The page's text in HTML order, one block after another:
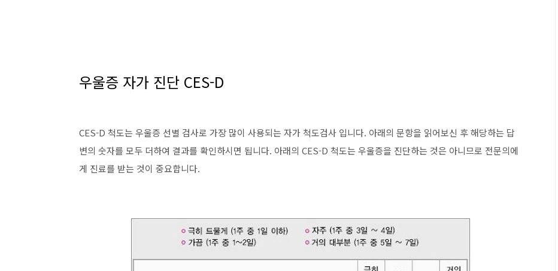
우울증 자가 진단 CES-D
CES-D 척도는 우울증 선별 검사로 가장 많이 사용되는 자가 척도검사 입니다. 아래의 문항을 읽어보신 후 해당하는 답
변의 숫자를 모두 더하여 결과를 확인하시면 됩니다. 아래의 CES-D 척도는 우울증을 진단하는 것은 아니므로 전문의에
게 진료를 받는 것이 중요합니다.